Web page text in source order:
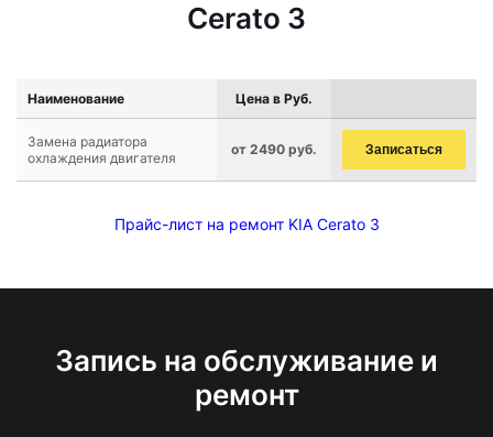
Cerato 3
Наименование Цена в Руб.
Замена радиатора
охлаждения двигателя
от 2490 руб. Записаться
Прайс-лист на ремонт KIA Cerato 3
Запись на обслуживание и
ремонт